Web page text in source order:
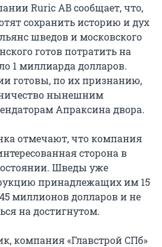
Ruric AB сообщает, что,
сохранить историю и дух
шведов и московского
готов потратить на
1 миллиарда долларов.
готовы, по их признанию,
нынешним
Апраксина двора.
отмечают, что компания
сторона в
Шведы уже
принадлежащих им 15
миллионов долларов и не
на достигнутом.
компания «Главстрой СПб»